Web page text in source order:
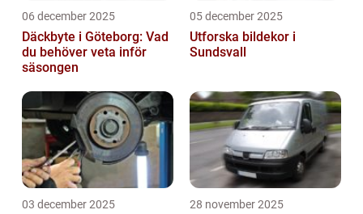
06 december 2025
Däckbyte i Göteborg: Vad
du behöver veta inför
säsongen
05 december 2025
Utforska bildekor i
Sundsvall
03 december 2025 28 november 2025